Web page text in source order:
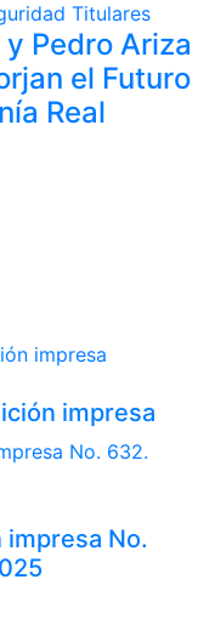
Titulares
Pedro Ariza
el Futuro
Real
impresa
impresa No.